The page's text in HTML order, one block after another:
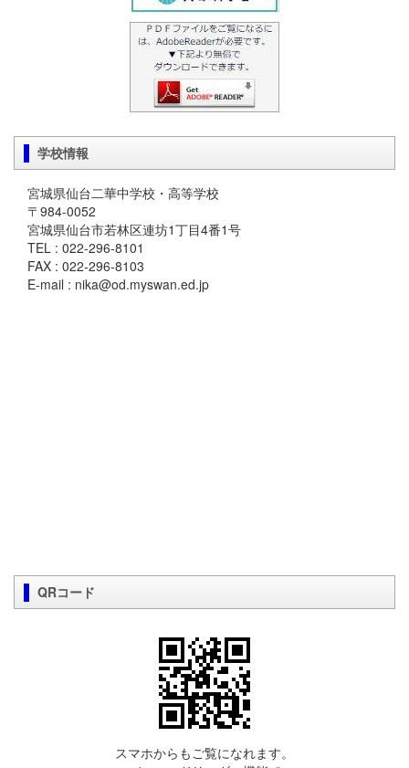
学校情報
宮城県仙台二華中学校・高等学校
〒984-0052
宮城県仙台市若林区連坊1丁目4番1号
TEL : 022-296-8101
FAX : 022-296-8103
E-mail : nika@od.myswan.ed.jp
QRコード
スマホからもご覧になれます。